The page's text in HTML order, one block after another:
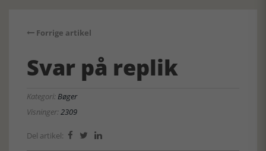
Forrige artikel
Svar på replik
Kategori:Bøger
Visninger:2309
Del artikel:   